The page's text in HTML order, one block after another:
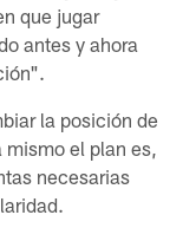
que jugar
antes y ahora
la posición de
el plan es,
necesarias